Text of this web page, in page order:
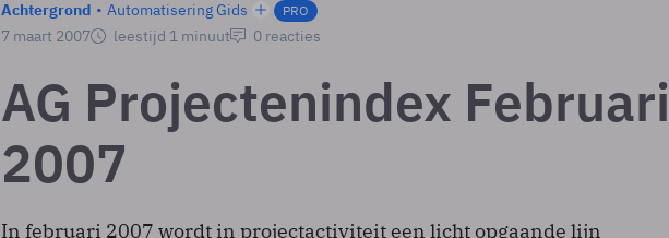
Achtergrond Automatisering Gids PRO
7 maart 2007 leestijd 1 minuut 0 reacties
AG Projectenindex Februari
2007
In februari 2007 wordt in projectactiviteit een licht opgaande lijn